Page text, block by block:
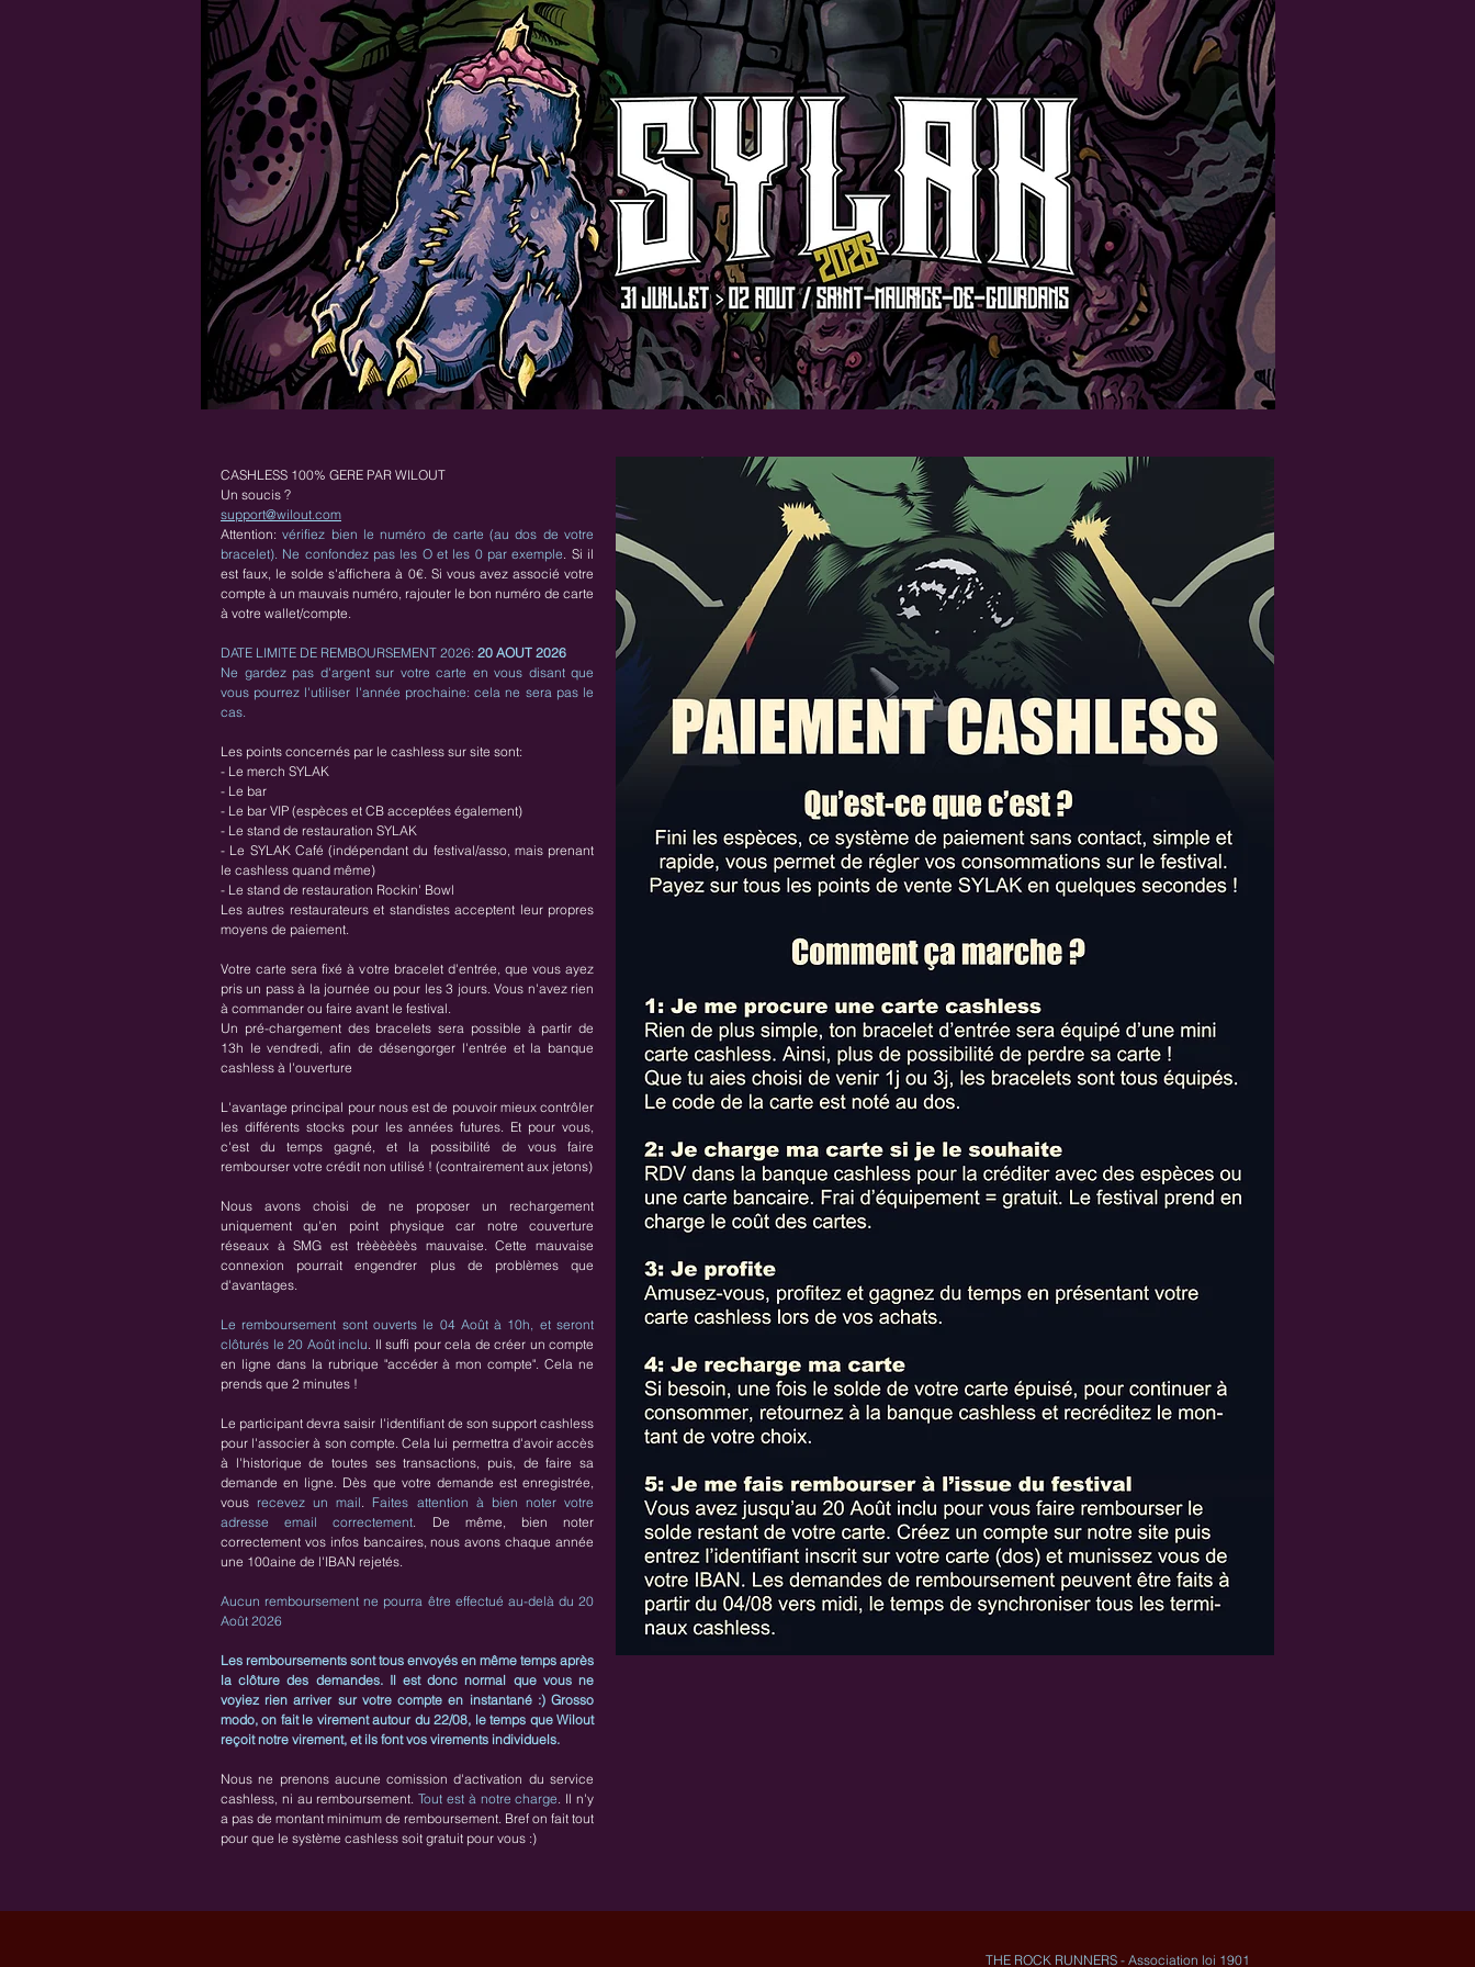
CASHLESS 100% GERE PAR WILOUT
Un soucis ?
support@wilout.com
Attention:vérifiez bien le numéro de carte (au dos de votre
bracelet). Ne confondez pas les O et les 0 par exemple. Si il
est faux, le solde s'affichera à 0€. Si vous avez associé votre
compte à un mauvais numéro, rajouter le bon numéro de carte
à votre wallet/compte.
DATE LIMITE DE REMBOURSEMENT 2026: 20 AOUT 2026
Ne gardez pas d'argent sur votre carte en vous disant que
vous pourrez l'utiliser l'année prochaine: cela ne sera pas le
cas.
Les points concernés par le cashless sur site sont:
- Le merch SYLAK
- Le bar
- Le bar VIP (espèces et CB acceptées également)
- Le stand de restauration SYLAK
- Le SYLAK Café (indépendant du festival/asso, mais prenant
le cashless quand même)
- Le stand de restauration Rockin' Bowl
Les autres restaurateurs et standistes acceptent leur propres
moyens de paiement.
Votre carte sera fixé à votre bracelet d'entrée, que vous ayez
pris un pass à la journée ou pour les 3 jours. Vous n'avez rien
à commander ou faire avant le festival.
Un pré-chargement des bracelets sera possible à partir de
13h le vendredi, afin de désengorger l'entrée et la banque
cashless à l'ouverture
L'avantage principal pour nous est de pouvoir mieux contrôler
les différents stocks pour les années futures. Et pour vous,
c'est du temps gagné, et la possibilité de vous faire
rembourser votre crédit non utilisé ! (contrairement aux jetons)
Nous avons choisi de ne proposer un rechargement
uniquement qu'en point physique car notre couverture
réseaux à SMG est trèèèèèès mauvaise. Cette mauvaise
connexion pourrait engendrer plus de problèmes que
d'avantages.
Le remboursement sont ouverts le 04 Août à 10h, et seront
clôturés le 20 Août inclu. Il suffi pour cela de créer un compte
en ligne dans la rubrique "accéder à mon compte". Cela ne
prends que 2 minutes !
Le participant devra saisir l'identifiant de son support cashless
pour l'associer à son compte. Cela lui permettra d'avoir accès
à l'historique de toutes ses transactions, puis, de faire sa
demande en ligne. Dès que votre demande est enregistrée,
vous recevez un mail. Faites attention à bien noter votre
adresse email correctement. De même, bien noter
correctement vos infos bancaires, nous avons chaque année
une 100aine de l'IBAN rejetés.
Aucun remboursement ne pourra être effectué au-delà du 20
Août 2026
Les remboursements sont tous envoyés en même temps après
la clôture des demandes. Il est donc normal que vous ne
voyiez rien arriver sur votre compte en instantané :) Grosso
modo, on fait le virement autour du 22/08, le temps que Wilout
reçoit notre virement, et ils font vos virements individuels.
Nous ne prenons aucune comission d'activation du service
cashless, ni au remboursement.Tout est à notre charge. Il n'y
a pas de montant minimum de remboursement. Bref on fait tout
pour que le système cashless soit gratuit pour vous :)
THE ROCK RUNNERS - ​Association loi 1901